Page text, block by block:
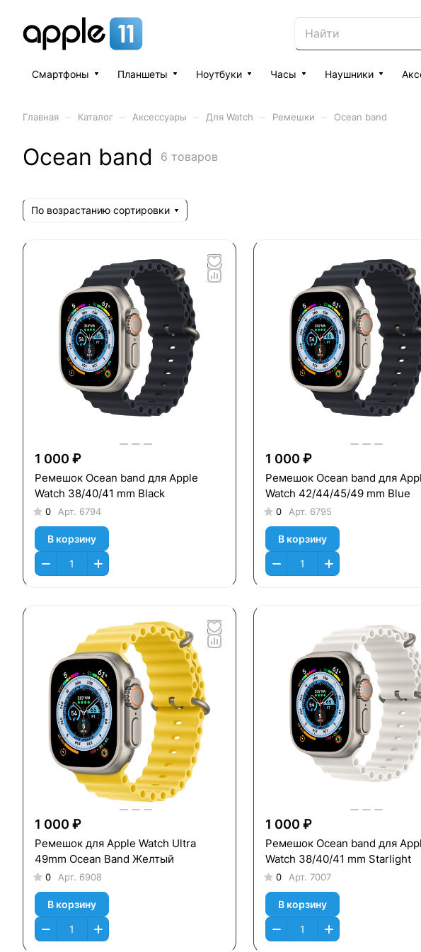
Смартфоны Планшеты Ноутбуки Часы Наушники
Главная Каталог Аксессуары Для Watch Ремешки Ocean band
Ocean band 6 товаров
По возрастанию сортировки
1 000 ₽
Ремешок Ocean band для Apple
Watch 38/40/41 mm Black
0 Арт. 6794
В корзину
1 000 ₽
Ремешок Оcean band для
Watch 42/44/45/49 mm Blue
0 Арт. 6795
В корзину
1 000 ₽
Ремешок для Apple Watch Ultra
49mm Ocean Band Желтый
0 Арт. 6908
В корзину
1 000 ₽
Ремешок Оcean band для
Watch 38/40/41 mm Starlight
0 Арт. 7007
В корзину